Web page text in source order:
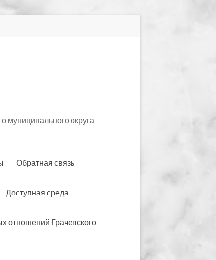
муниципального округа
Обратная связь
Доступная среда
отношений Грачевского